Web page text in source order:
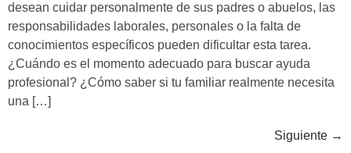
desean cuidar personalmente de sus padres o abuelos, las
responsabilidades laborales, personales o la falta de
conocimientos específicos pueden dificultar esta tarea.
¿Cuándo es el momento adecuado para buscar ayuda
profesional? ¿Cómo saber si tu familiar realmente necesita
una […]
Siguiente →